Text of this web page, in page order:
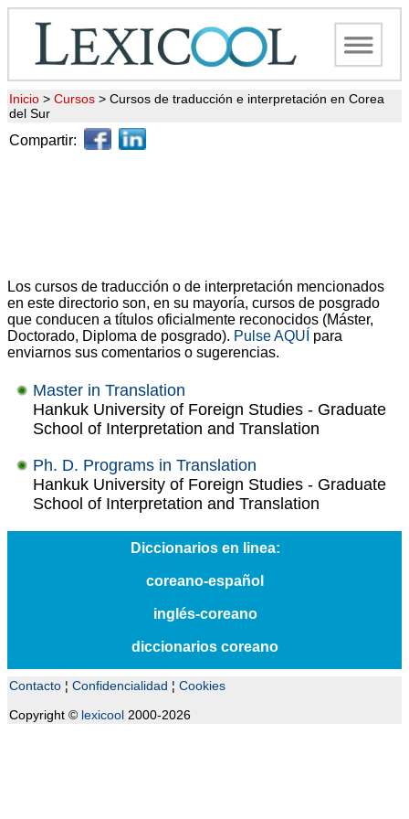
Inicio > Cursos > Cursos de traducción e interpretación en Corea
del Sur
Compartir:
Los cursos de traducción o de interpretación mencionados
en este directorio son, en su mayoría, cursos de posgrado
que conducen a títulos oficialmente reconocidos (Máster,
Doctorado, Diploma de posgrado). Pulse AQUÍ para
enviarnos sus comentarios o sugerencias.
Master in Translation
Hankuk University of Foreign Studies - Graduate
School of Interpretation and Translation
Ph. D. Programs in Translation
Hankuk University of Foreign Studies - Graduate
School of Interpretation and Translation
Diccionarios en linea:
coreano-español
inglés-coreano
diccionarios coreano
Contacto ¦ Confidencialidad ¦ Cookies
Copyright © lexicool 2000-2026